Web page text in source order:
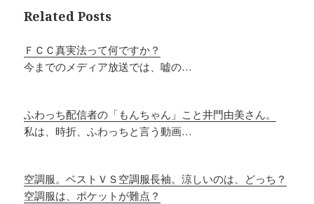
Related Posts
ＦＣＣ真実法って何ですか？
今までのメディア放送では、嘘の…
ふわっち配信者の「もんちゃん」こと井門由美さん。
私は、時折、ふわっちと言う動画…
空調服。ベストＶＳ空調服長袖。涼しいのは、どっち？
空調服は、ポケットが難点？